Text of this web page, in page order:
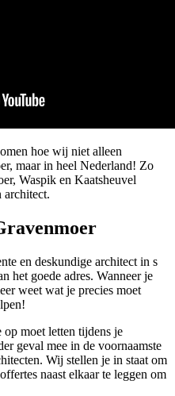
hoe wij niet alleen
maar in heel Nederland! Zo
Waspik en Kaatsheuvel
architect.
en deskundige architect in s
het goede adres. Wanneer je
weet wat je precies moet
moet letten tijdens je
geval mee in de voornaamste
Wij stellen je in staat om
naast elkaar te leggen om